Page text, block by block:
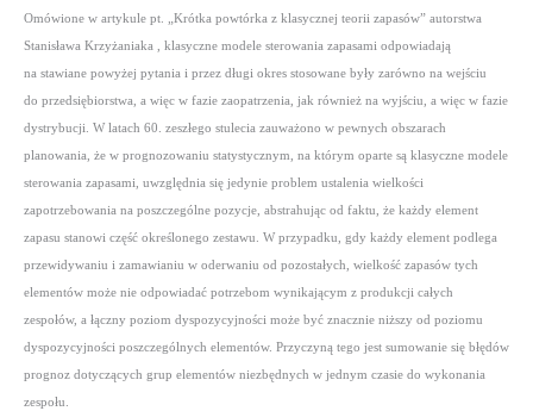
Omówione w artykule pt. „Krótka powtórka z klasycznej teorii zapasów” autorstwa
Stanisława Krzyżaniaka , klasyczne modele sterowania zapasami odpowiadają
na stawiane powyżej pytania i przez długi okres stosowane były zarówno na wejściu
do przedsiębiorstwa, a więc w fazie zaopatrzenia, jak również na wyjściu, a więc w fazie
dystrybucji. W latach 60. zeszłego stulecia zauważono w pewnych obszarach
planowania, że w prognozowaniu statystycznym, na którym oparte są klasyczne modele
sterowania zapasami, uwzględnia się jedynie problem ustalenia wielkości
zapotrzebowania na poszczególne pozycje, abstrahując od faktu, że każdy element
zapasu stanowi część określonego zestawu. W przypadku, gdy każdy element podlega
przewidywaniu i zamawianiu w oderwaniu od pozostałych, wielkość zapasów tych
elementów może nie odpowiadać potrzebom wynikającym z produkcji całych
zespołów, a łączny poziom dyspozycyjności może być znacznie niższy od poziomu
dyspozycyjności poszczególnych elementów. Przyczyną tego jest sumowanie się błędów
prognoz dotyczących grup elementów niezbędnych w jednym czasie do wykonania
zespołu.